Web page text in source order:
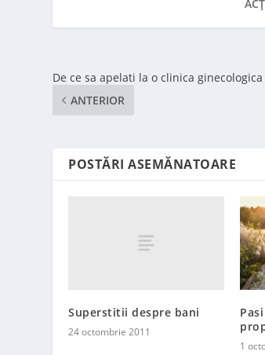
De ce sa apelati la o clinica
ANTERIOR
POSTĂRI ASEMĂNATOARE
Superstitii despre bani
24 octombrie 2011
1